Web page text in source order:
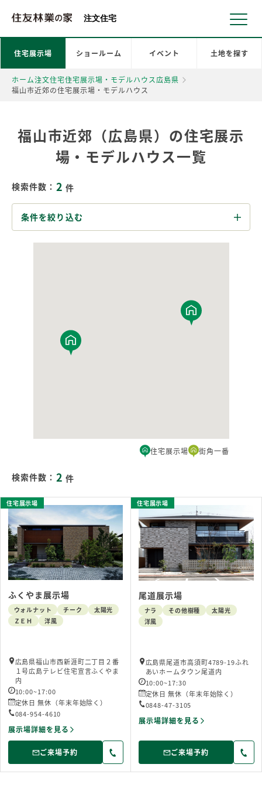
注文住宅
ホーム注文住宅住宅展示場・モデルハウス 広島県
福山市近郊の住宅展示場・モデルハウス
住宅展示場 ショールーム イベント 土地を探す
福山市近郊（広島県）の住宅展示
場・モデルハウス一覧
検索件数： 2 件
条件を絞り込む
住宅展示場 街角一番
検索件数： 2 件
住宅展示場
ふくやま展示場
ウォルナット チーク
太陽光
ＺＥＨ
洋風
広島県福山市西新涯町二丁目２番
１号広島テレビ住宅宣言ふくやま
内
10:00~17:00
定休日 無休（年末年始除く）
084-954-4610
展示場詳細を見る
ご来場予約
住宅展示場
尾道展示場
ナラ その他樹種
太陽光
洋風
広島県尾道市高須町4789-19ふれ
あいホームタウン尾道内
10:00~17:30
定休日 無休（年末年始除く）
0848-47-3105
展示場詳細を見る
ご来場予約